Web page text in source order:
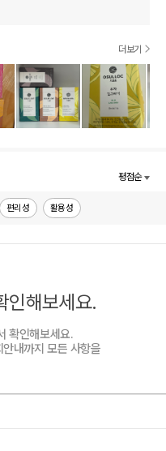
더보기
평점순
편리성 활용성
인해보세요.
확인해보세요.
내까지 모든 사항을